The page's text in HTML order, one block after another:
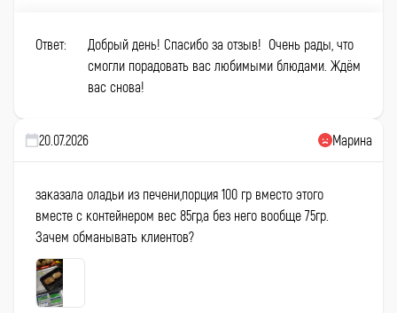
Ответ:
Добрый день! Спасибо за отзыв! Очень рады, что
смогли порадовать вас любимыми блюдами. Ждём
вас снова!
20.07.2026 Марина
заказала оладьи из печени,порция 100 гр вместо этого
вместе с контейнером вес 85гр,а без него вообще 75гр.
Зачем обманывать клиентов?